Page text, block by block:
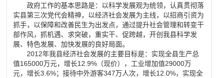
政府工作的基本思路是：以科学发展观为统领，认真贯彻落
实县第三次党代会精神，以经济社会发展为主线，以招商引资为
抓手，以保障和改善民生为出发点，通过提升社会管理和转变干
部作风，抓机遇、求突破，重实干、促跨越，开创我县科学发
展、特色发展、加快发展的良好局面。
2012年我县经济社会发展的主要目标是：实现全县生产总
值165000万元，增长12.9% （现价），工业增加值29000万
元，增长3.6%；接待中外游客347万人次，增长12.0%，实现全